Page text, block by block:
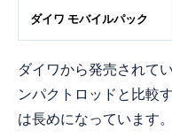
ダイワ モバイルパック
ダイワから発売されて
ンパクトロッドと比較
は長めになっています。